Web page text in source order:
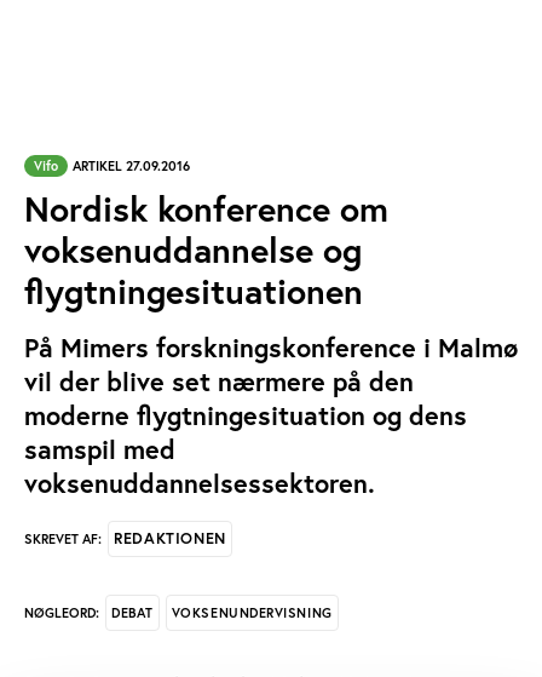
Vifo ARTIKEL 27.09.2016
Nordisk konference om
voksenuddannelse og
flygtningesituationen
På Mimers forskningskonference i Malmø
vil der blive set nærmere på den
moderne flygtningesituation og dens
samspil med
voksenuddannelsessektoren.
SKREVET AF: REDAKTIONEN
NØGLEORD: DEBAT VOKSENUNDERVISNING